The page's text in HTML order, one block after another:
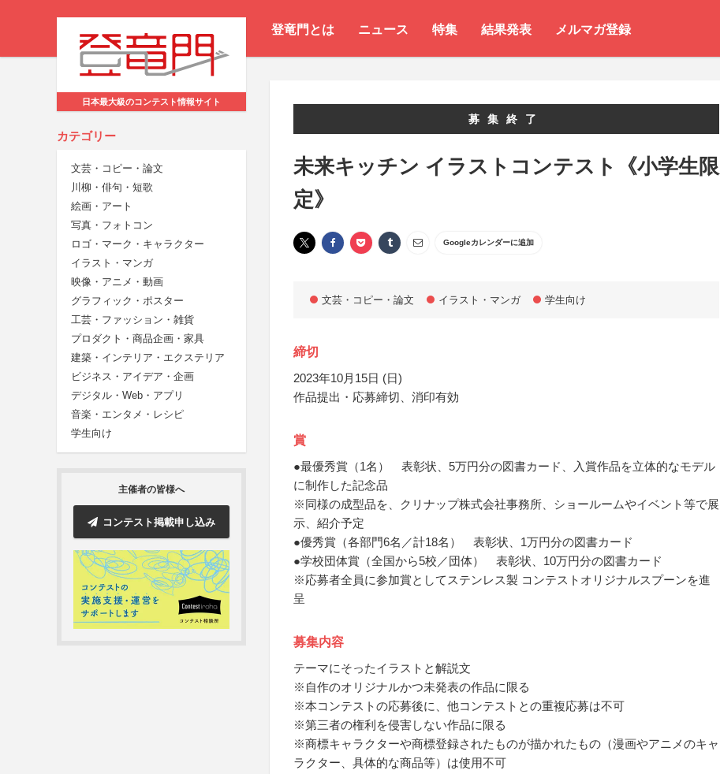
登竜門とは ニュース 特集 結果発表 メルマガ登録
日本最大級のコンテスト情報サイト
カテゴリー
文芸・コピー・論文
川柳・俳句・短歌
絵画・アート
写真・フォトコン
ロゴ・マーク・キャラクター
イラスト・マンガ
映像・アニメ・動画
グラフィック・ポスター
工芸・ファッション・雑貨
プロダクト・商品企画・家具
建築・インテリア・エクステリア
ビジネス・アイデア・企画
デジタル・Web・アプリ
音楽・エンタメ・レシピ
学生向け
主催者の皆様へ
コンテスト掲載申し込み
募集終了
未来キッチン イラストコンテスト《小学生限
定》
Googleカレンダーに追加
文芸・コピー・論文 イラスト・マンガ 学生向け
締切
2023年10月15日 (日)
作品提出・応募締切、消印有効
賞
●最優秀賞（1名） 表彰状、5万円分の図書カード、入賞作品を立体的なモデル
に制作した記念品
※同様の成型品を、クリナップ株式会社事務所、ショールームやイベント等で展
示、紹介予定
●優秀賞（各部門6名／計18名） 表彰状、1万円分の図書カード
●学校団体賞（全国から5校／団体） 表彰状、10万円分の図書カード
※応募者全員に参加賞としてステンレス製 コンテストオリジナルスプーンを進
呈
募集内容
テーマにそったイラストと解説文
※自作のオリジナルかつ未発表の作品に限る
※本コンテストの応募後に、他コンテストとの重複応募は不可
※第三者の権利を侵害しない作品に限る
※商標キャラクターや商標登録されたものが描かれたもの（漫画やアニメのキャ
ラクター、具体的な商品等）は使用不可